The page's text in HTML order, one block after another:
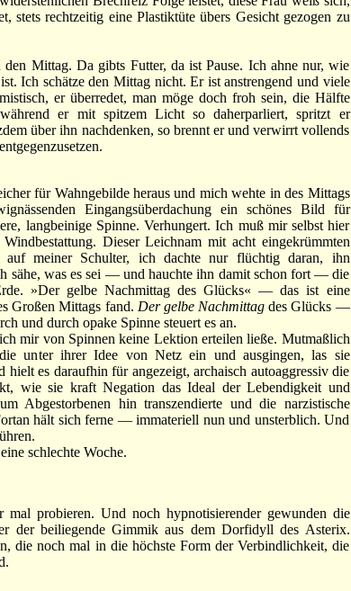
stets rechtzeitig eine Plastiktüte übers Gesicht gezogen zu
Mittag. Da gibts Futter, da ist Pause. Ich ahne nur, wie
Ich schätze den Mittag nicht. Er ist anstrengend und viele
er überredet, man möge doch froh sein, die Hälfte
er mit spitzem Licht so daherparliert, spritzt er
über ihn nachdenken, so brennt er und verwirrt vollends
für Wahngebilde heraus und mich wehte in des Mittags
Eingangsüberdachung ein schönes Bild für
langbeinige Spinne. Verhungert. Ich muß mir selbst hier
Dieser Leichnam mit acht eingekrümmten
auf meiner Schulter, ich dachte nur flüchtig daran, ihn
sähe, was es sei — und hauchte ihn damit schon fort — die
»Der gelbe Nachmittag des Glücks« — das ist eine
Großen Mittags fand. Der gelbe Nachmittag des Glücks —
und durch opake Spinne steuert es an.
mir von Spinnen keine Lektion erteilen ließe. Mutmaßlich
unter ihrer Idee von Netz ein und ausgingen, las sie
hielt es daraufhin für angezeigt, archaisch autoaggressiv die
wie sie kraft Negation das Ideal der Lebendigkeit und
Abgestorbenen hin transzendierte und die narzistische
hält sich ferne — immateriell nun und unsterblich. Und
schlechte Woche.
probieren. Und noch hypnotisierender gewunden die
der beiliegende Gimmik aus dem Dorfidyll des Asterix.
die noch mal in die höchste Form der Verbindlichkeit, die